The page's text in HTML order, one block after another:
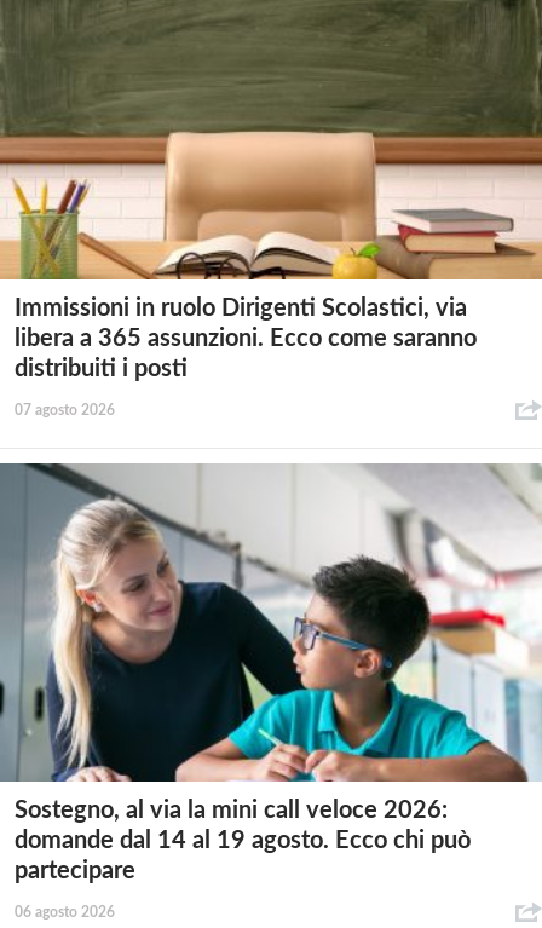
Immissioni in ruolo Dirigenti Scolastici, via
libera a 365 assunzioni. Ecco come saranno
distribuiti i posti
07 agosto 2026
Sostegno, al via la mini call veloce 2026:
domande dal 14 al 19 agosto. Ecco chi può
partecipare
06 agosto 2026